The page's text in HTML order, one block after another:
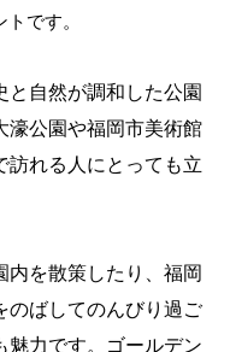
です。
自然が調和した公園
濠公園や福岡市美術館
訪れる人にとっても立
内を散策したり、福岡
のばしてのんびり過ご
魅力です。ゴールデン